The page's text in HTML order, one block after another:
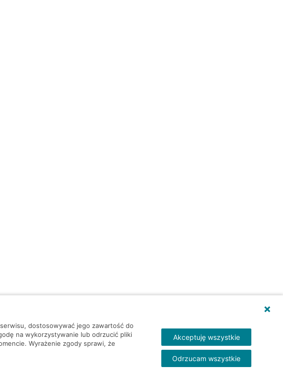
dostosowywać jego zawartość do
na wykorzystywanie lub odrzucić pliki
Wyrażenie zgody sprawi, że
Akceptuję wszystkie
Odrzucam wszystkie